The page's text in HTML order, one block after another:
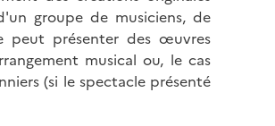
groupe de musiciens, de
peut présenter des œuvres
musical ou, le cas
(si le spectacle présenté